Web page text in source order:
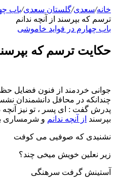
خانه/سعدی/گلستان سعدی/باب
ترسم که بپرسند از آنچه ندانم
باب چهارم در فوايد خاموشى
حکایت ترسم که
جوانی خردمند از فنون فضایل
چندانکه در محافل دانشمندان
پدرش گفت : ای پسر ، تو نیز
بپرسند از آنچه ندانم و شرمساری
نشنیدى که صوفیى مى کوفت
زیر نعلین خویش میخى چند؟
آستینش گرفت سرهنگى